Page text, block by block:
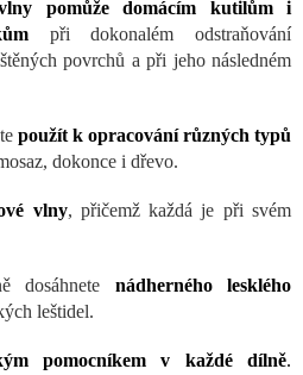
pomůže domácím kutilům i
při dokonalém odstraňování
povrchů a při jeho následném
použít k opracování různých typů
dokonce i dřevo.
vlny, přičemž každá je při svém
dosáhnete nádherného lesklého
leštidel.
pomocníkem v každé dílně.